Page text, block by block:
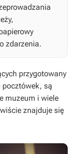
zdarzenia.
przygotowany
pocztówek, są
muzeum i wiele
znajduje się